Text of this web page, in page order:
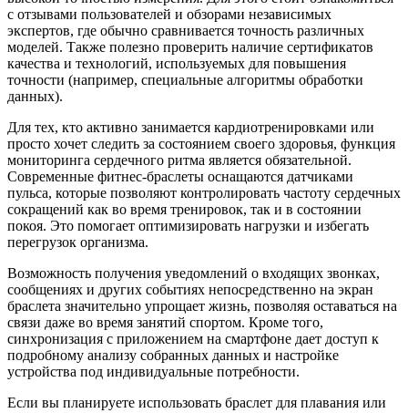
с отзывами пользователей и обзорами независимых
экспертов, где обычно сравнивается точность различных
моделей. Также полезно проверить наличие сертификатов
качества и технологий, используемых для повышения
точности (например, специальные алгоритмы обработки
данных).
Для тех, кто активно занимается кардиотренировками или
просто хочет следить за состоянием своего здоровья, функция
мониторинга сердечного ритма является обязательной.
Современные фитнес-браслеты оснащаются датчиками
пульса, которые позволяют контролировать частоту сердечных
сокращений как во время тренировок, так и в состоянии
покоя. Это помогает оптимизировать нагрузки и избегать
перегрузок организма.
Возможность получения уведомлений о входящих звонках,
сообщениях и других событиях непосредственно на экран
браслета значительно упрощает жизнь, позволяя оставаться на
связи даже во время занятий спортом. Кроме того,
синхронизация с приложением на смартфоне дает доступ к
подробному анализу собранных данных и настройке
устройства под индивидуальные потребности.
Если вы планируете использовать браслет для плавания или